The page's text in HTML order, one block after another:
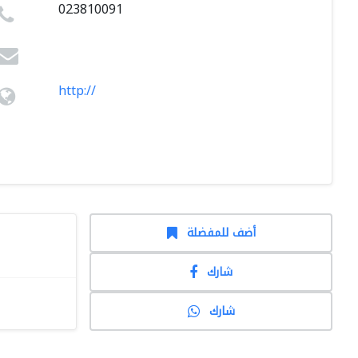
023810091
http://
أضف للمفضلة
شارك
شارك